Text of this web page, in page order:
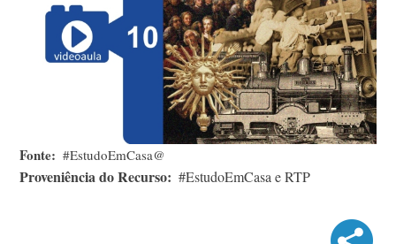
Fonte #EstudoEmCasa@
Proveniência do Recurso #EstudoEmCasa e RTP